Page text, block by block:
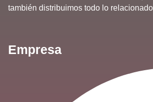
también distribuimos todo lo
Empresa